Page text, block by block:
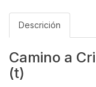
Descrición
Camino a
(t)